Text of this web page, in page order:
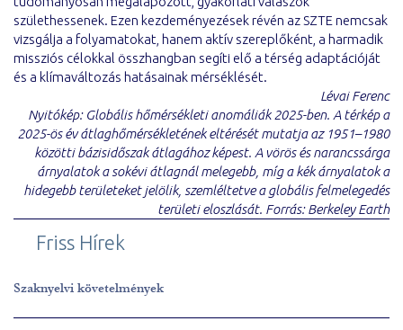
születhessenek. Ezen kezdeményezések révén az SZTE nemcsak
vizsgálja a folyamatokat, hanem aktív szereplőként, a harmadik
missziós célokkal összhangban segíti elő a térség adaptációját
és a klímaváltozás hatásainak mérséklését.
Lévai Ferenc
Nyitókép: Globális hőmérsékleti anomáliák 2025-ben. A térkép a
2025-ös év átlaghőmérsékletének eltérését mutatja az 1951–1980
közötti bázisidőszak átlagához képest. A vörös és narancssárga
árnyalatok a sokévi átlagnál melegebb, míg a kék árnyalatok a
hidegebb területeket jelölik, szemléltetve a globális felmelegedés
területi eloszlását. Forrás: Berkeley Earth
Friss Hírek
Szaknyelvi követelmények